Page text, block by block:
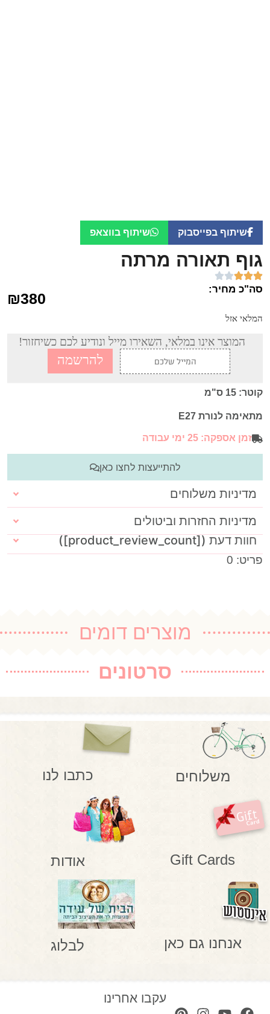
שיתוף בפייסבוק שיתוף בווצאפ
גוף תאורה מרתה
סה"כ מחיר:
₪380
המלאי אזל
המוצר אינו במלאי, השאירו מייל ונודיע לכם כשיחזור!
קוטר: 15 ס"מ
מתאימה לנורת E27
זמן אספקה: 25 ימי עבודה
להתייעצות לחצו כאן
מדיניות משלוחים
מדיניות החזרות וביטולים
חוות דעת ([product_review_count])
פריט: 0
מוצרים דומים
סרטונים
משלוחים כתבו לנו
Gift Cards אודות
אנחנו גם כאן לבלוג
עקבו אחרינו